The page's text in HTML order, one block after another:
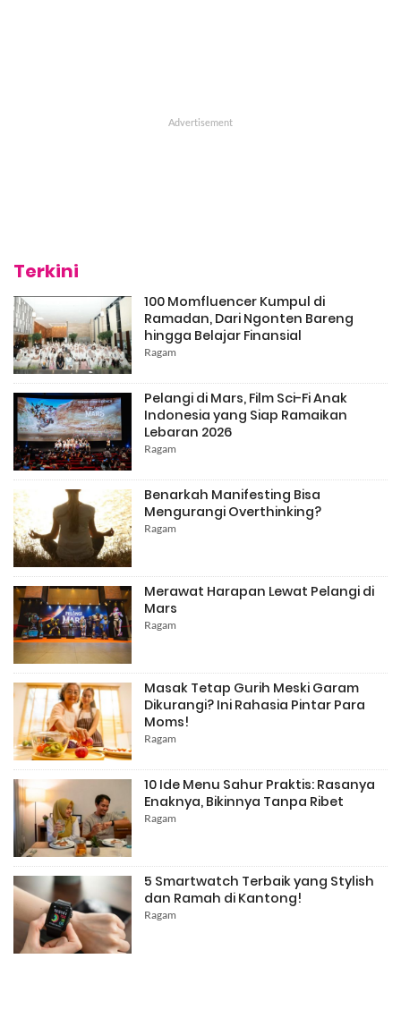
Terkini
100 Momfluencer Kumpul di
Ramadan, Dari Ngonten Bareng
hingga Belajar Finansial
Ragam
Pelangi di Mars, Film Sci-Fi Anak
Indonesia yang Siap Ramaikan
Lebaran 2026
Ragam
Benarkah Manifesting Bisa
Mengurangi Overthinking?
Ragam
Merawat Harapan Lewat Pelangi di
Mars
Ragam
Masak Tetap Gurih Meski Garam
Dikurangi? Ini Rahasia Pintar Para
Moms!
Ragam
10 Ide Menu Sahur Praktis: Rasanya
Enaknya, Bikinnya Tanpa Ribet
Ragam
5 Smartwatch Terbaik yang Stylish
dan Ramah di Kantong!
Ragam